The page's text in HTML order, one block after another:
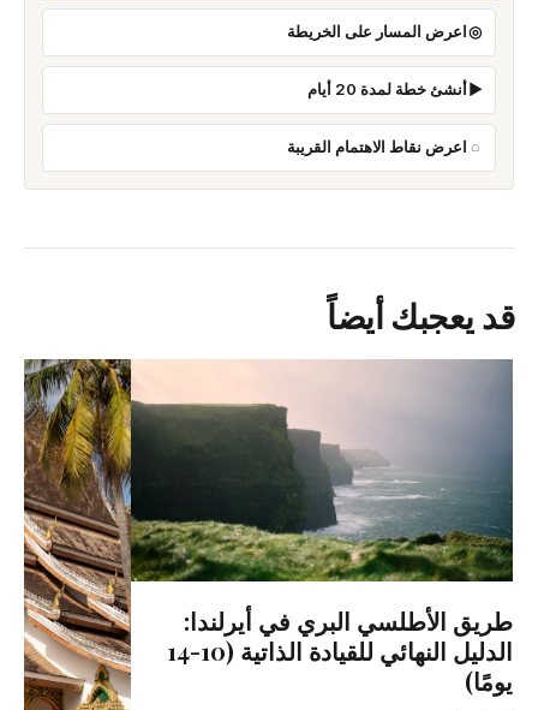
اعرض المسار على الخريطة
أنشئ خطة لمدة 20 أيام
اعرض نقاط الاهتمام القريبة
قد يعجبك أيضاً
طريق الأطلسي البري في أيرلندا:
الدليل النهائي للقيادة الذاتية (10-14
يومًا)